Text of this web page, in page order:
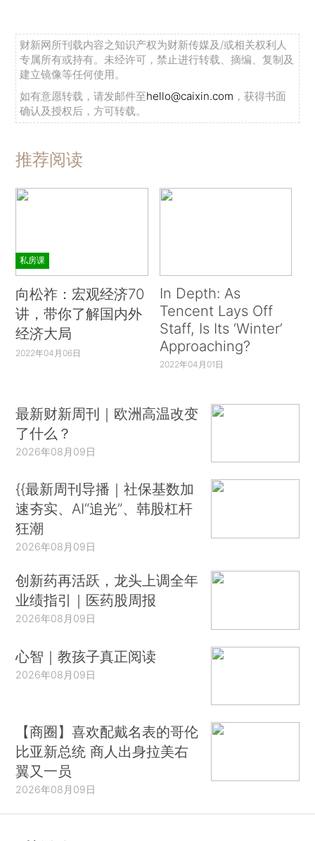
财新网所刊载内容之知识产权为财新传媒及/或相关权利人
专属所有或持有。未经许可，禁止进行转载、摘编、复制及
建立镜像等任何使用。
如有意愿转载，请发邮件至hello@caixin.com ，获得书面
确认及授权后，方可转载。
推荐阅读
私房课
向松祚：宏观经济70
讲，带你了解国内外
经济大局
2022年04月06日
In Depth: As
Tencent Lays Off
Staff, Is Its ‘Winter’
Approaching?
2022年04月01日
最新财新周刊｜欧洲高温改变
了什么？
2026年08月09日
{{最新周刊导播｜社保基数加
速夯实、AI“追光”、韩股杠杆
狂潮
2026年08月09日
创新药再活跃，龙头上调全年
业绩指引｜医药股周报
2026年08月09日
心智｜教孩子真正阅读
2026年08月09日
【商圈】喜欢配戴名表的哥伦
比亚新总统 商人出身拉美右
翼又一员
2026年08月09日